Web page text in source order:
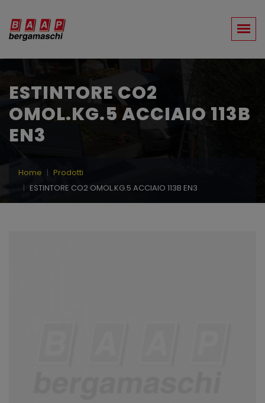
ESTINTORE CO2
OMOL.KG.5 ACCIAIO 113B
EN3
Home
Prodotti
ESTINTORE CO2 OMOL.KG.5 ACCIAIO 113B EN3